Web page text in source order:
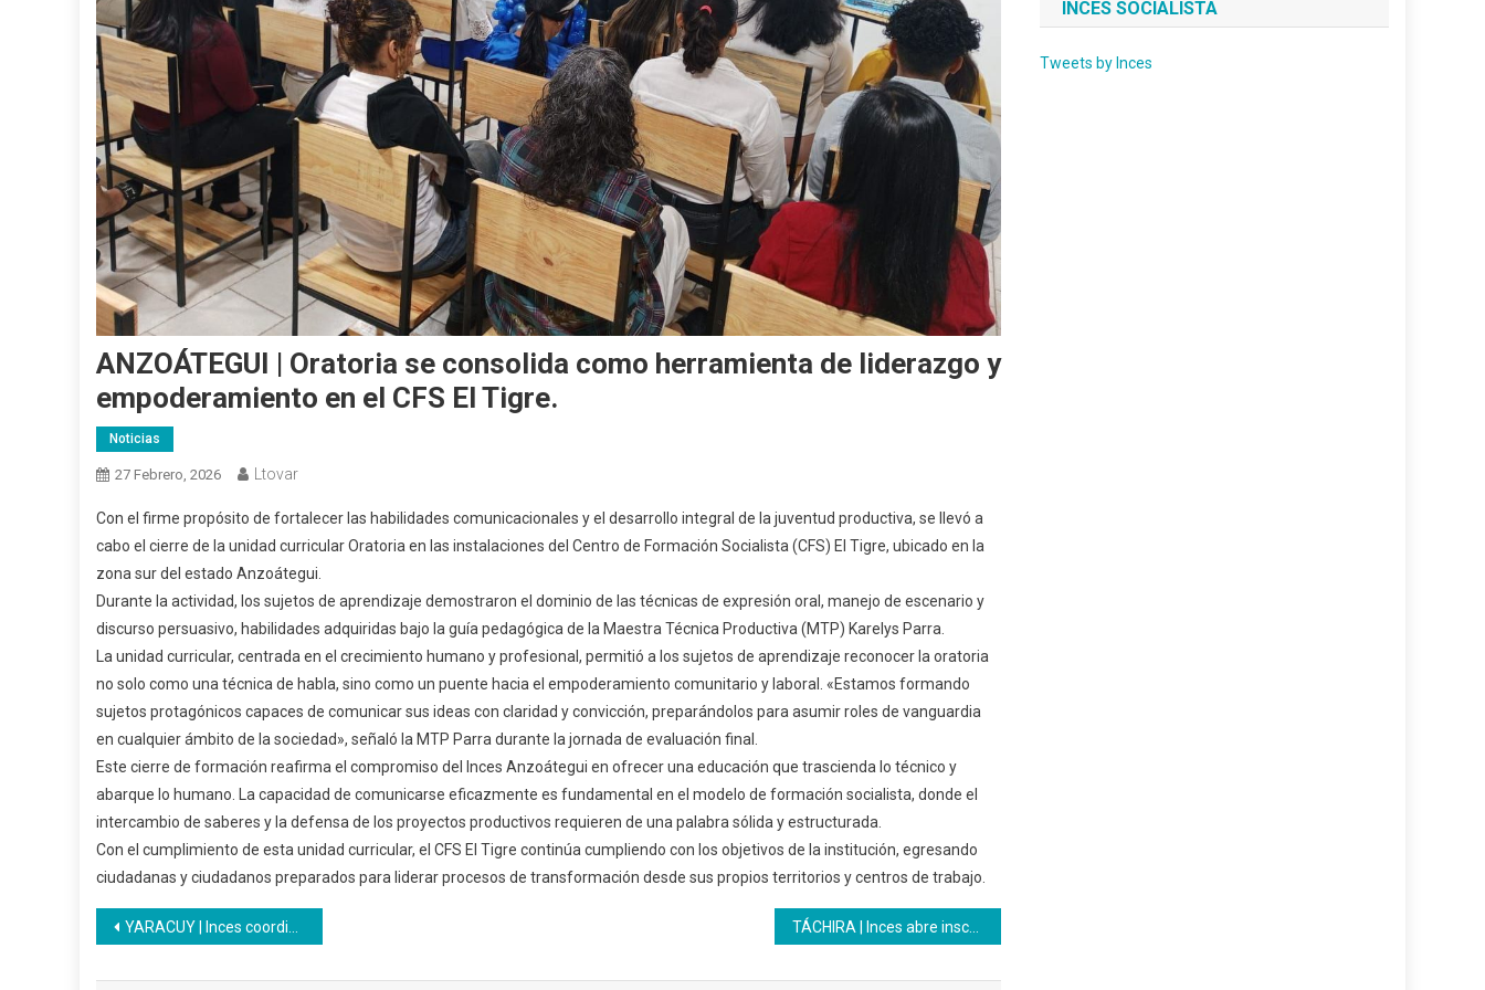
ANZOÁTEGUI | Oratoria se consolida como herramienta de liderazgo y
empoderamiento en el CFS El Tigre.
Noticias
27 Febrero, 2026 Ltovar
Con el firme propósito de fortalecer las habilidades comunicacionales y el desarrollo integral de la juventud productiva, se llevó a
cabo el cierre de la unidad curricular Oratoria en las instalaciones del Centro de Formación Socialista (CFS) El Tigre, ubicado en la
zona sur del estado Anzoátegui.
Durante la actividad, los sujetos de aprendizaje demostraron el dominio de las técnicas de expresión oral, manejo de escenario y
discurso persuasivo, habilidades adquiridas bajo la guía pedagógica de la Maestra Técnica Productiva (MTP) Karelys Parra.
La unidad curricular, centrada en el crecimiento humano y profesional, permitió a los sujetos de aprendizaje reconocer la oratoria
no solo como una técnica de habla, sino como un puente hacia el empoderamiento comunitario y laboral. «Estamos formando
sujetos protagónicos capaces de comunicar sus ideas con claridad y convicción, preparándolos para asumir roles de vanguardia
en cualquier ámbito de la sociedad», señaló la MTP Parra durante la jornada de evaluación final.
Este cierre de formación reafirma el compromiso del Inces Anzoátegui en ofrecer una educación que trascienda lo técnico y
abarque lo humano. La capacidad de comunicarse eficazmente es fundamental en el modelo de formación socialista, donde el
intercambio de saberes y la defensa de los proyectos productivos requieren de una palabra sólida y estructurada.
Con el cumplimiento de esta unidad curricular, el CFS El Tigre continúa cumpliendo con los objetivos de la institución, egresando
ciudadanas y ciudadanos preparados para liderar procesos de transformación desde sus propios territorios y centros de trabajo.
Navegación
de
YARACUY | Inces coordina acciones formativas a través del proyecto Reinventando Vidas con Oportunidades TÁCHIRA | Inces abre inscripciones para el programa de Bachillerato Productivo 2026 en todo el país
INCES SOCIALISTA
Tweets by Inces